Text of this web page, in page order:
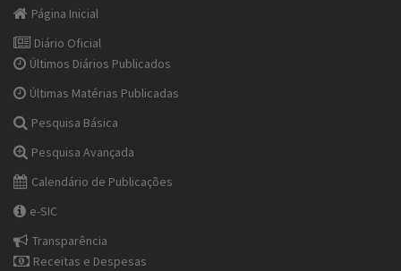
Página Inicial
Diário Oficial
Últimos Diários Publicados
Últimas Matérias Publicadas
Pesquisa Básica
Pesquisa Avançada
Calendário de Publicações
e-SIC
Transparência
Receitas e Despesas